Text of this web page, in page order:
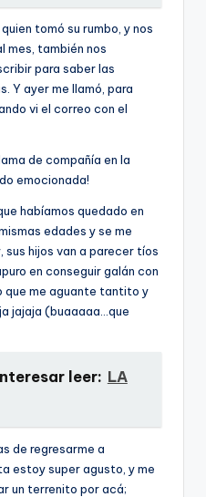
tomó su rumbo, y nos
mes, también nos
para saber las
Y ayer me llamó, para
vi el correo con el
de compañí­a en la
emocionada!
habí­amos quedado en
edades y se me
sus hijos van a parecer tí­os
en conseguir galán con
que me aguante tantito y
jajaja (buaaaaa…que
leer: LA
de regresarme a
estoy super agusto, y me
un terrenito por acá;